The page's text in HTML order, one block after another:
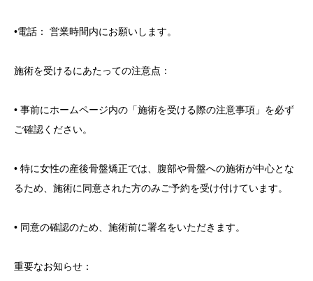
•電話： 営業時間内にお願いします。
施術を受けるにあたっての注意点：
• 事前にホームページ内の「施術を受ける際の注意事項」を必ず
ご確認ください。
• 特に女性の産後骨盤矯正では、腹部や骨盤への施術が中心とな
るため、施術に同意された方のみご予約を受け付けています。
• 同意の確認のため、施術前に署名をいただきます。
重要なお知らせ：